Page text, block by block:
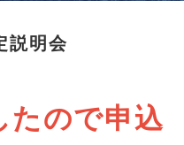
説明会
たので申込